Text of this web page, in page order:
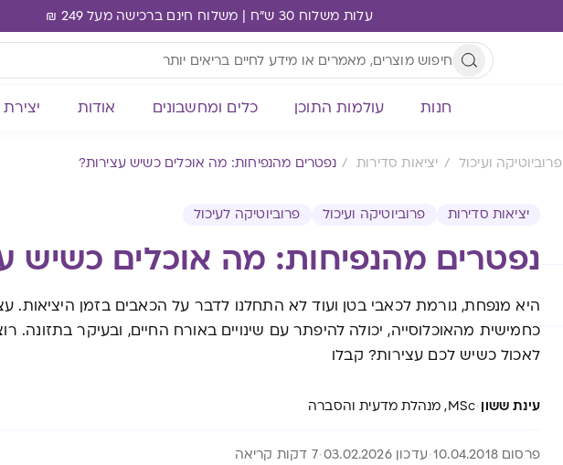
עלות משלוח 30 ש"ח | משלוח חינם ברכישה מעל 249 ₪
חנות עולמות התוכן כלים ומחשבונים אודות
פרוביוטיקה ועיכול יציאות סדירות נפטרים מהנפיחות: מה אוכלים כשיש עצירות?
יציאות סדירות פרוביוטיקה ועיכול פרוביוטיקה לעיכול
נפטרים מהנפיחות: מה אוכלים כשיש
היא מנפחת, גורמת לכאבי בטן ועוד לא התחלנו לדבר על הכאבים בזמן היציאות.
כחמישית מהאוכלוסייה, יכולה להיפתר עם שינויים באורח החיים, ובעיקר בתזונה.
לאכול כשיש לכם עצירות? קבלו
עינת ששון·MSc, מנהלת מדעית והסברה
פרסום 10.04.2018 עדכון 03.02.2026 7 דקות קריאה